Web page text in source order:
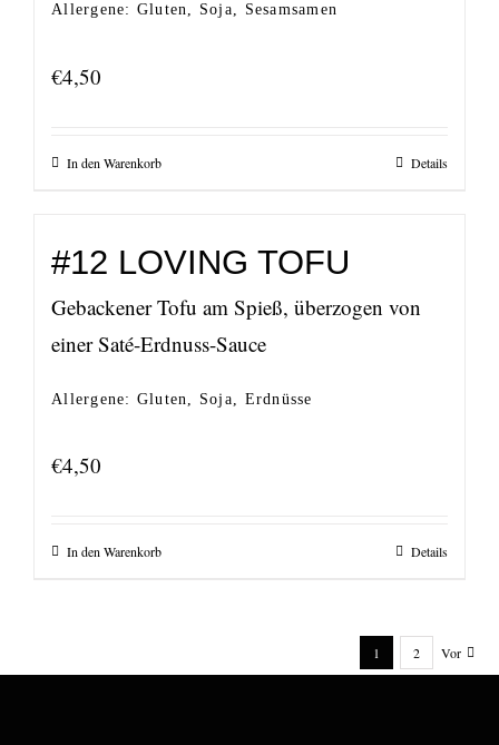
Allergene: Gluten, Soja, Sesamsamen
€4,50
In den Warenkorb Details
#12 LOVING TOFU
Gebackener Tofu am Spieß, überzogen von
einer Saté-Erdnuss-Sauce
Allergene: Gluten, Soja, Erdnüsse
€4,50
In den Warenkorb Details
1 2 Vor